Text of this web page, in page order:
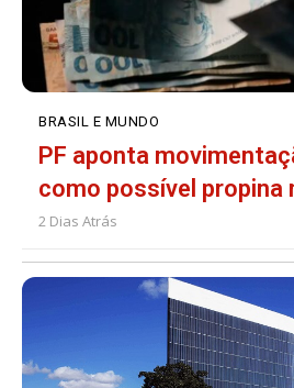
BRASIL E MUNDO
PF aponta
como possível propina
2 Dias Atrás